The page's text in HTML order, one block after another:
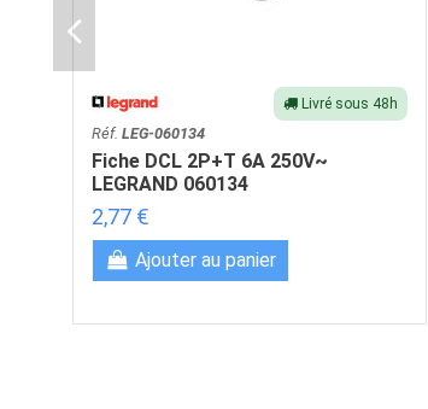
Livré sous 48h
Réf. LEG-060134
Fiche DCL 2P+T 6A 250V~
LEGRAND 060134
2,77 €
Ajouter au panier